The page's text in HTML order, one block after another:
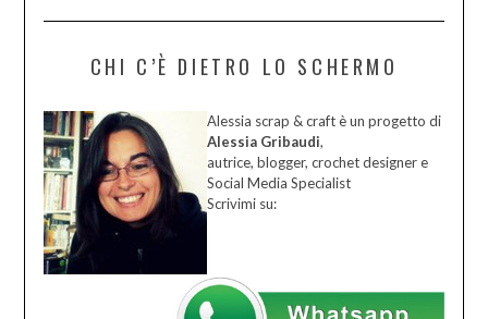
CHI C’È DIETRO LO SCHERMO
Alessia scrap & craft è un progetto di
Alessia Gribaudi,
autrice, blogger, crochet designer e
Social Media Specialist
Scrivimi su: